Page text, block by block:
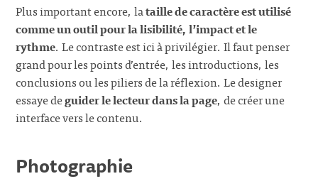
Plus important encore, lataille de caractère est utilisé
comme un outil pour la lisibilité, l’impact et le
rythme. Le contraste est ici à privilégier. Il faut penser
grand pour les points d’entrée, les introductions, les
conclusions ou les piliers de la réflexion. Le designer
essaye deguider le lecteur dans la page, de créer une
interface vers le contenu.
Photographie